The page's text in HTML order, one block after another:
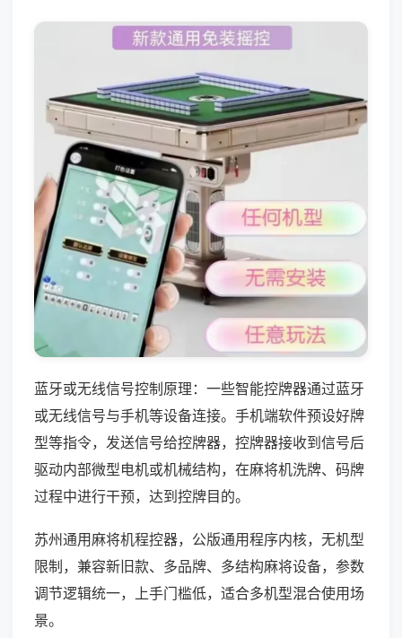
蓝牙或无线信号控制原理：一些智能控牌器通过蓝牙
或无线信号与手机等设备连接。手机端软件预设好牌
型等指令，发送信号给控牌器，控牌器接收到信号后
驱动内部微型电机或机械结构，在麻将机洗牌、码牌
过程中进行干预，达到控牌目的。
苏州通用麻将机程控器，公版通用程序内核，无机型
限制，兼容新旧款、多品牌、多结构麻将设备，参数
调节逻辑统一，上手门槛低，适合多机型混合使用场
景。